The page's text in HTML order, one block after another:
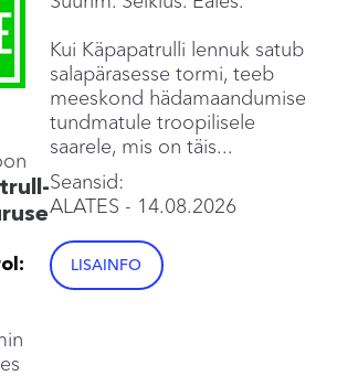
Kui Käpapatrulli lennuk satub
salapärasesse tormi, teeb
meeskond hädamaandumise
tundmatule troopilisele
saarele, mis on täis...
Seansid:
ALATES - 14.08.2026
LISAINFO